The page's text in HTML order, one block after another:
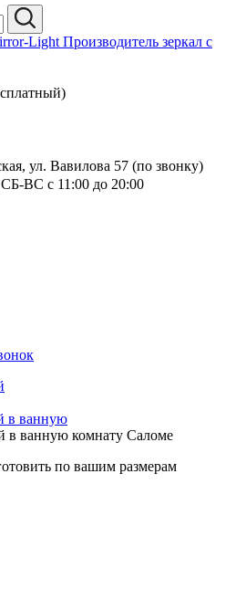
Производитель зеркал с
ул. Вавилова 57 (по звонку)
ВС с 11:00 до 20:00
в ванную
в ванную комнату Саломе
по вашим размерам